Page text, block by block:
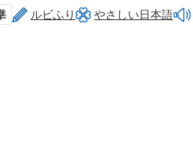
ルビふり やさしい日本語